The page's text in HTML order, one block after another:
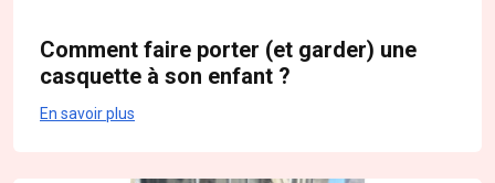
Comment faire porter (et garder) une
casquette à son enfant ?
En savoir plus